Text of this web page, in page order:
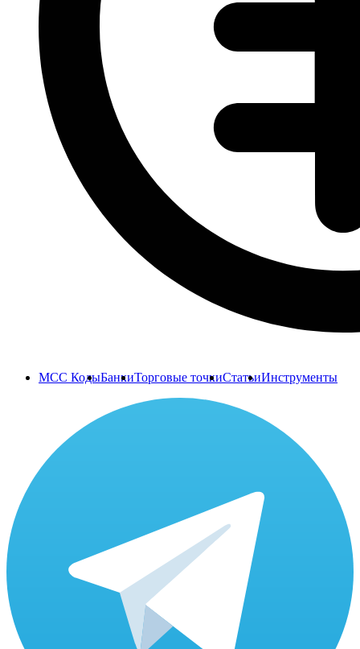
MCC КодыБанкиТорговые точкиСтатьиИнструменты